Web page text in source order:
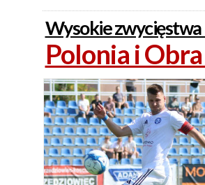
Wysokie zwycięstwa
Polonia i